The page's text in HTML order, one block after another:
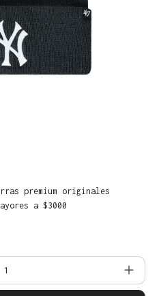
premium originales
a $3000
introduce la